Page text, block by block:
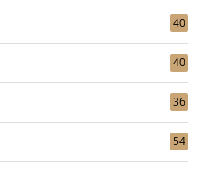
40
40
36
54